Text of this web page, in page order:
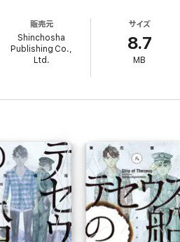
販売元
Shinchosha
Publishing Co.,
Ltd.
サイズ
8.7
MB